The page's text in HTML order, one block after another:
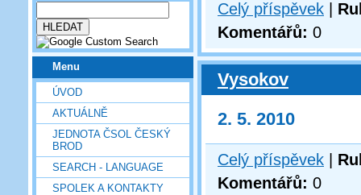
Menu
ÚVOD
AKTUÁLNĚ
JEDNOTA ČSOL ČESKÝ
BROD
SEARCH - LANGUAGE
SPOLEK A KONTAKTY
Celý příspěvek
Komentářů: 0
Vysokov
2. 5. 2010
Celý příspěvek
Komentářů: 0